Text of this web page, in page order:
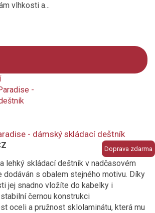
vlhkosti a...
Doprava zdarma
- dámský skládací deštník
lehký skládací deštník v nadčasovém
dodáván s obalem stejného motivu. Díky
jej snadno vložíte do kabelky i
černou konstrukci
oceli a pružnost sklolaminátu, která mu